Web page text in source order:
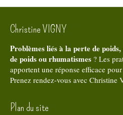
Christine VIGNY
Problèmes liés à la perte de
de poids ou rhumatismes ? Les
apportent une réponse efficace
Prenez rendez-vous avec Christine
Plan du site